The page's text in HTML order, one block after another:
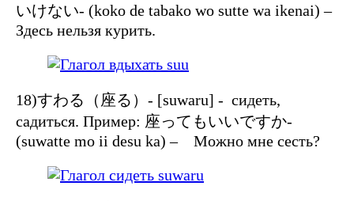
いけない- (koko de tabako wo sutte wa ikenai) –
Здесь нельзя курить.
18)すわる（座る）- [suwaru] - сидеть,
садиться. Пример: 座ってもいいですか-
(suwatte mo ii desu ka) – Можно мне сесть?